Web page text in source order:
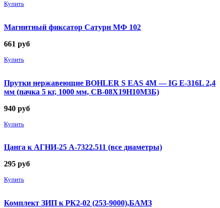
Купить
Магнитный фиксатор Сатурн МФ 102
661 руб
Купить
Прутки нержавеющие BOHLER S EAS 4M — IG E-316L 2,4
мм (пачка 5 кг, 1000 мм, СВ-08Х19Н10М3Б)
940 руб
Купить
Цанга к АГНИ-25 А-7322.511 (все диаметры)
295 руб
Купить
Комплект ЗИП к РК2-02 (253-9000),БАМЗ